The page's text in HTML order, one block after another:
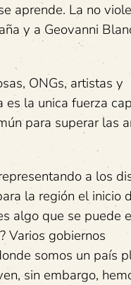
aprende. La no
y a Geovanni
ONGs, artistas y
la unica fuerza
para superar las
a los
la región el inicio
algo que se puede
Varios gobiernos
somos un país
sin embargo,